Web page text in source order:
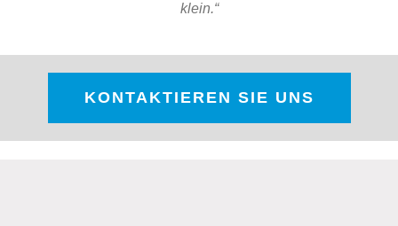
klein.“
KONTAKTIEREN SIE UNS